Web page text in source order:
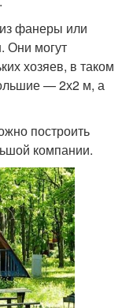
фанеры или
Они могут
хозяев, в таком
— 2х2 м, а
построить
компании.